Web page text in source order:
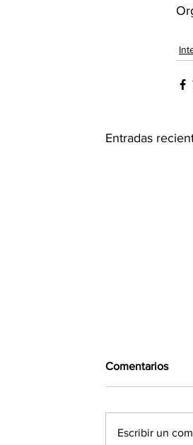
Entradas
Comentarios
Escribir un